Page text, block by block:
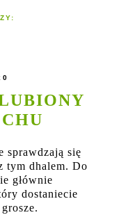
sprawdzają się
tym dhalem. Do
głównie
dostaniecie